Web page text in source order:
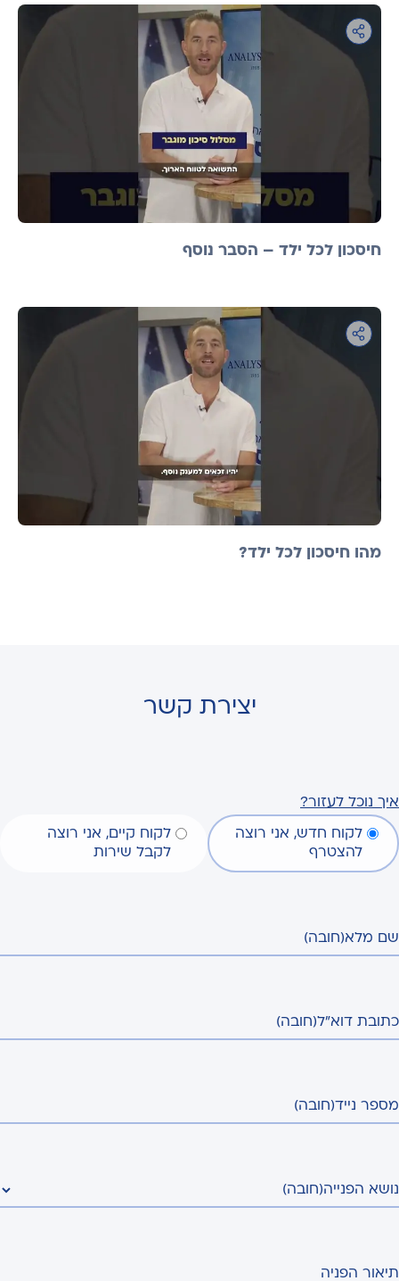
חיסכון לכל ילד – הסבר נוסף
מהו חיסכון לכל ילד?
יצירת קשר
איך נוכל לעזור?
לקוח חדש, אני רוצה
להצטרף
לקוח קיים, אני רוצה
לקבל שירות
שם מלא(חובה)
כתובת דוא"ל(חובה)
מספר נייד(חובה)
נושא הפנייה(חובה)
תיאור הפניה